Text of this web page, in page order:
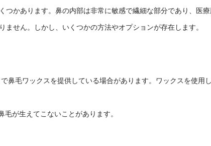
かあります。鼻の内部は非常に敏感で繊細な部分であり、医
せん。しかし、いくつかの方法やオプションが存在します。
鼻毛ワックスを提供している場合があります。ワックスを使用
が生えてこないことがあります。